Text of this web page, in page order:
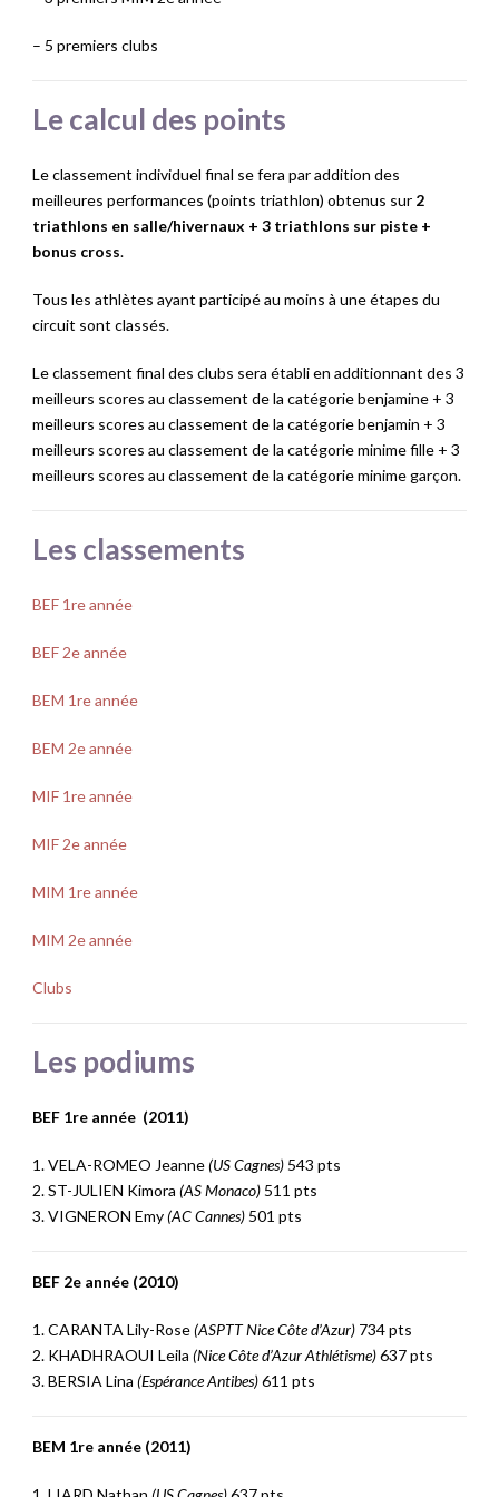
– 5 premiers clubs
Le calcul des points
Le classement individuel final se fera par addition des
meilleures performances (points triathlon) obtenus sur 2
triathlons en salle/hivernaux + 3 triathlons sur piste +
bonus cross.
Tous les athlètes ayant participé au moins à une étapes du
circuit sont classés.
Le classement final des clubs sera établi en additionnant des 3
meilleurs scores au classement de la catégorie benjamine + 3
meilleurs scores au classement de la catégorie benjamin + 3
meilleurs scores au classement de la catégorie minime fille + 3
meilleurs scores au classement de la catégorie minime garçon.
Les classements
BEF 1re année
BEF 2e année
BEM 1re année
BEM 2e année
MIF 1re année
MIF 2e année
MIM 1re année
MIM 2e année
Clubs
Les podiums
BEF 1re année (2011)
1. VELA-ROMEO Jeanne(US Cagnes) 543 pts
2. ST-JULIEN Kimora (AS Monaco) 511 pts
3. VIGNERON Emy(AC Cannes) 501 pts
BEF 2e année (2010)
1. CARANTA Lily-Rose(ASPTT Nice Côte d’Azur) 734 pts
2. KHADHRAOUI Leila (Nice Côte d’Azur Athlétisme)637 pts
3. BERSIA Lina (Espérance Antibes)611 pts
BEM 1re année (2011)